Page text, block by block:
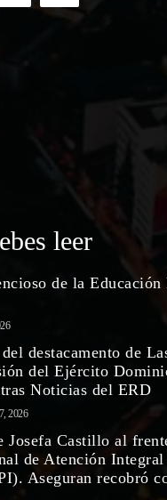
leer
de la Educación
destacamento de
del Ejército
Noticias del ERD
2026
Josefa Castillo al
de Atención
Aseguran recobró